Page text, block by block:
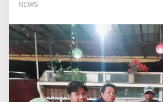
l
a
l
S
a
h
a
NEWS